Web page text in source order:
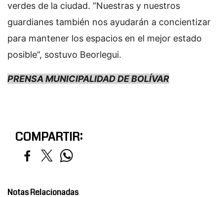
verdes de la ciudad. “Nuestras y nuestros
guardianes también nos ayudarán a concientizar
para mantener los espacios en el mejor estado
posible”, sostuvo Beorlegui.
PRENSA MUNICIPALIDAD DE BOLÍVAR
COMPARTIR:
Notas Relacionadas